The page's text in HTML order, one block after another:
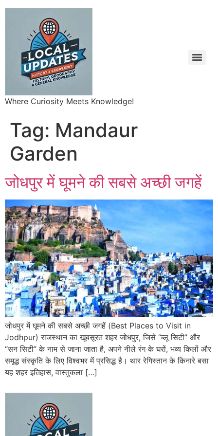
Where Curiosity Meets Knowledge!
Tag: Mandaur
Garden
जोधपुर में घूमने की सबसे अच्छी जगहें
जोधपुर में घूमने की सबसे अच्छी जगहें (Best Places to Visit in
Jodhpur) राजस्थान का खूबसूरत शहर जोधपुर, जिसे “ब्लू सिटी” और
“सन सिटी” के नाम से जाना जाता है, अपने नीले रंग के घरों, भव्य किलों और
समृद्ध संस्कृति के लिए विश्वभर में प्रसिद्ध है। थार रेगिस्तान के किनारे बसा
यह शहर इतिहास, वास्तुकला […]